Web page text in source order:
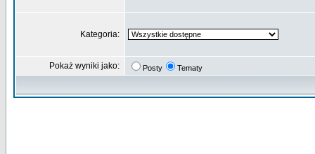
Kategoria:
Pokaż wyniki jako: Posty Tematy